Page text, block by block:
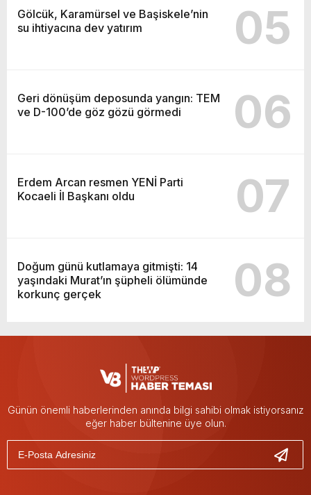
Gölcük, Karamürsel ve Başiskele’nin
su ihtiyacına dev yatırım
05
Geri dönüşüm deposunda yangın: TEM
ve D-100’de göz gözü görmedi
06
Erdem Arcan resmen YENİ Parti
Kocaeli İl Başkanı oldu
07
Doğum günü kutlamaya gitmişti: 14
yaşındaki Murat’ın şüpheli ölümünde
korkunç gerçek
08
Günün önemli haberlerinden anında bilgi sahibi olmak istiyorsanız
eğer haber bültenine üye olun.